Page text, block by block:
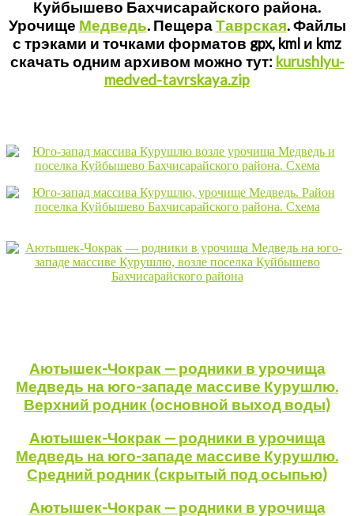
Куйбышево Бахчисарайского района.
Урочище Медведь. ПещераТаврская. Файлы
с трэками и точками форматов gpx, kml и kmz
скачать одним архивом можно тут: kurushlyu-
medved-tavrskaya.zip
Аютышек-Чокрак — родники в урочища
Медведь на юго-западе массиве Курушлю.
Верхний родник (основной выход воды)
Аютышек-Чокрак — родники в урочища
Медведь на юго-западе массиве Курушлю.
Средний родник (скрытый под осыпью)
Аютышек-Чокрак — родники в урочища